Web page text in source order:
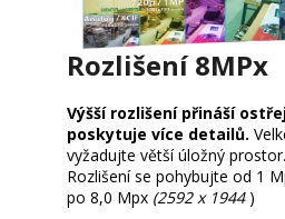
Rozlišení 8MPx
Výšší rozlišení přináší
poskytuje více detailů.
vyžadujte větší úložný
Rozlišení se pohybujte od 1
po 8,0 Mpx (2592 x 1944)